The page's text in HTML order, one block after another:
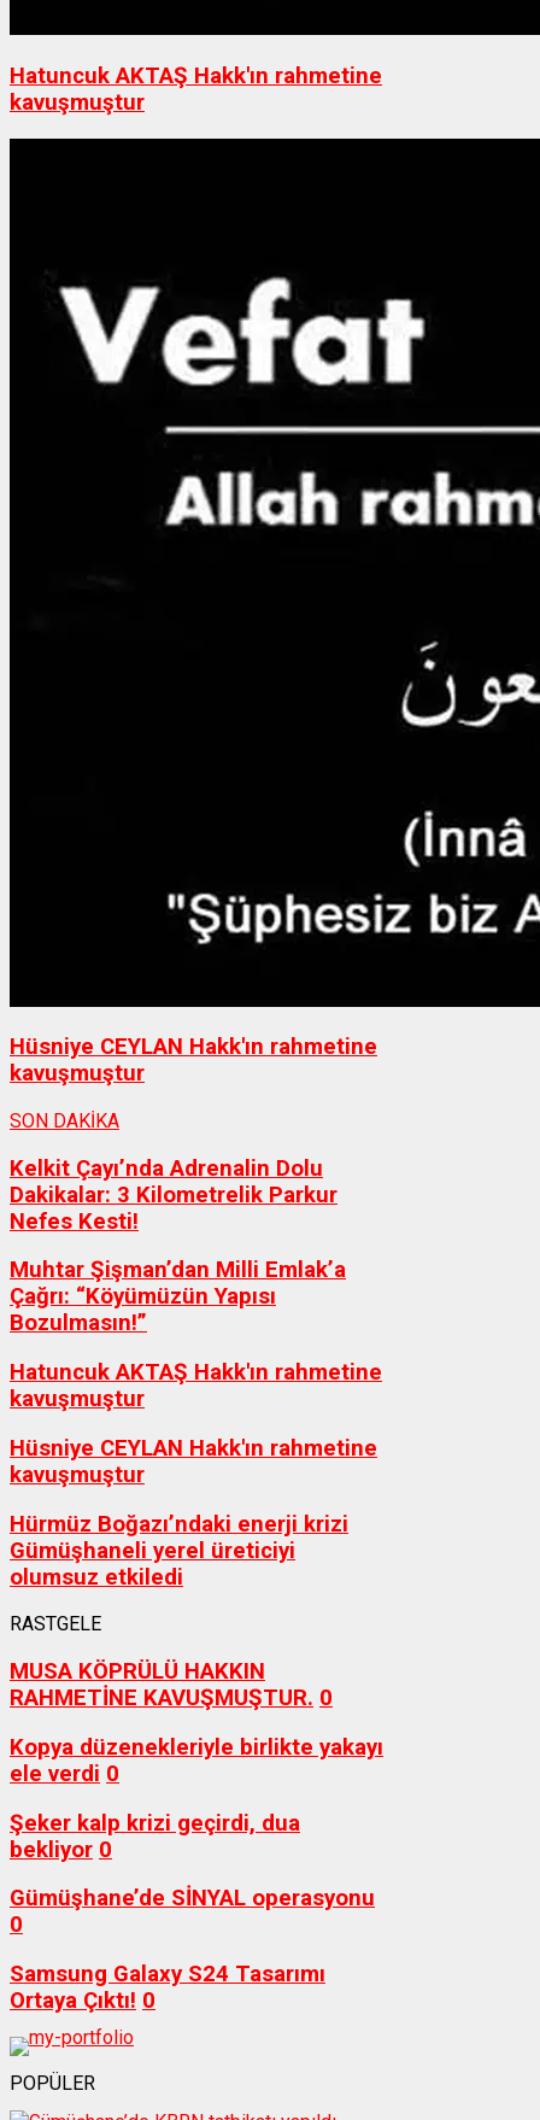
Hatuncuk AKTAŞ Hakk'ın rahmetine
kavuşmuştur
Hüsniye CEYLAN Hakk'ın rahmetine
kavuşmuştur
SON DAKİKA
Kelkit Çayı’nda Adrenalin Dolu
Dakikalar: 3 Kilometrelik Parkur
Nefes Kesti!
Muhtar Şişman’dan Milli Emlak’a
Çağrı: “Köyümüzün Yapısı
Bozulmasın!”
Hatuncuk AKTAŞ Hakk'ın rahmetine
kavuşmuştur
Hüsniye CEYLAN Hakk'ın rahmetine
kavuşmuştur
Hürmüz Boğazı’ndaki enerji krizi
Gümüşhaneli yerel üreticiyi
olumsuz etkiledi
RASTGELE
MUSA KÖPRÜLÜ HAKKIN
RAHMETİNE KAVUŞMUŞTUR. 0
Kopya düzenekleriyle birlikte yakayı
ele verdi 0
Şeker kalp krizi geçirdi, dua
bekliyor 0
Gümüşhane’de SİNYAL operasyonu
0
Samsung Galaxy S24 Tasarımı
Ortaya Çıktı! 0
POPÜLER